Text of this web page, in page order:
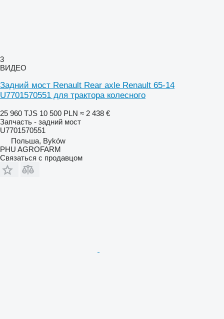
3
ВИДЕО
Задний мост Renault Rear axle Renault 65-14
U7701570551 для трактора колесного
25 960 TJS 10 500 PLN ≈ 2 438 €
Запчасть - задний мост
U7701570551
Польша, Byków
PHU AGROFARM
Связаться с продавцом